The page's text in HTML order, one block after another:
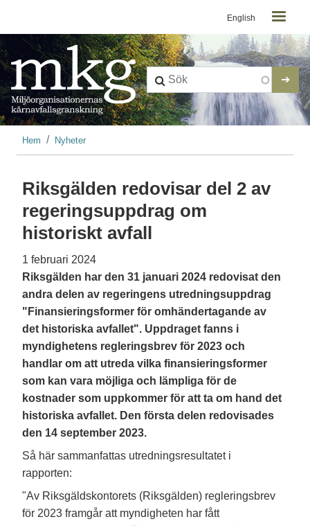
Kontaktmeny
English
Länkstig
Hem Nyheter
Riksgälden redovisar del 2 av
regeringsuppdrag om
historiskt avfall
1 februari 2024
Riksgälden har den 31 januari 2024 redovisat den
andra delen av regeringens utredningsuppdrag
"Finansieringsformer för omhändertagande av
det historiska avfallet". Uppdraget fanns i
myndighetens regleringsbrev för 2023 och
handlar om att utreda vilka finansieringsformer
som kan vara möjliga och lämpliga för de
kostnader som uppkommer för att ta om hand det
historiska avfallet. Den första delen redovisades
den 14 september 2023.
Så här sammanfattas utredningsresultatet i
rapporten:
"Av Riksgäldskontorets (Riksgälden) regleringsbrev
för 2023 framgår att myndigheten har fått